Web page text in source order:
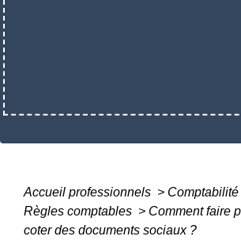
Accueil professionnels >
Règles comptables > Comment faire
coter des documents sociaux ?